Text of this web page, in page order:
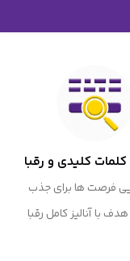
کلیدی و رقبا
فرصت ها برای جذب
با آنالیز کامل رقبا